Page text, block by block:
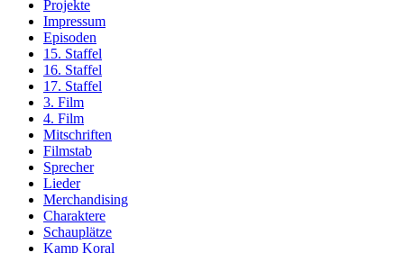
Projekte
Impressum
Episoden
15. Staffel
16. Staffel
17. Staffel
3. Film
4. Film
Mitschriften
Filmstab
Sprecher
Lieder
Merchandising
Charaktere
Schauplätze
Kamp Koral